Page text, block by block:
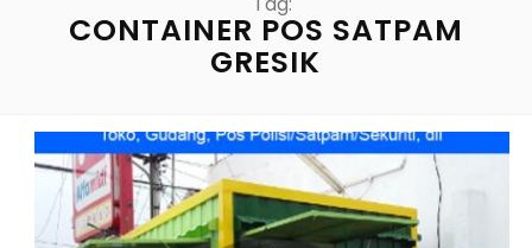
CONTAINER POS SATPAM
GRESIK